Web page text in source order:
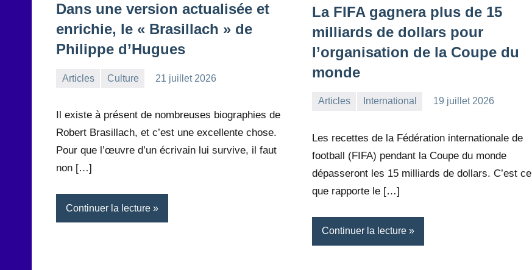
Dans une version actualisée et
enrichie, le « Brasillach » de
Philippe d’Hugues
Articles Culture
21 juillet 2026
Il existe à présent de nombreuses biographies de
Robert Brasillach, et c’est une excellente chose.
Pour que l’œuvre d’un écrivain lui survive, il faut
non […]
Continuer la lecture
La FIFA gagnera plus de 15
milliards de dollars pour
l’organisation de la Coupe du
monde
Articles International
19 juillet 2026
Les recettes de la Fédération internationale de
football (FIFA) pendant la Coupe du monde
dépasseront les 15 milliards de dollars. C’est ce
que rapporte le […]
Continuer la lecture